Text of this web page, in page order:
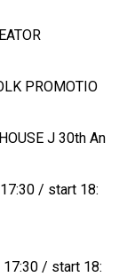
PROMOTIO
J 30th An
/ start 18:
/ start 18: